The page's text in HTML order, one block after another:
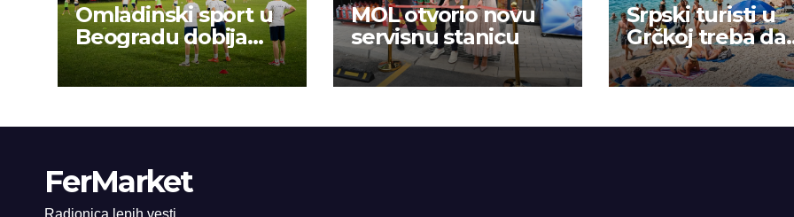
Omladinski sport u
Beogradu dobija
novu energiju:
MOL otvorio novu
servisnu stanicu
Srpski turisti u
Grčkoj treba da
budu na oprezu
FerMarket
Radionica lepih vesti